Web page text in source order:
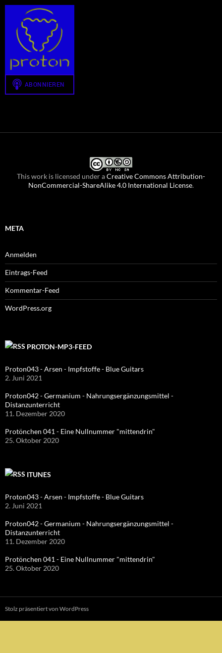
This work is licensed under aCreative Commons Attribution-
NonCommercial-ShareAlike 4.0 International License.
META
Anmelden
Eintrags-Feed
Kommentar-Feed
WordPress.org
PROTON-MP3-FEED
Proton043 - Arsen - Impfstoffe - Blue Guitars
2. Juni 2021
Proton042 - Germanium - Nahrungsergänzungsmittel -
Distanzunterricht
11. Dezember 2020
Protönchen 041 - Eine Nullnummer "mittendrin"
25. Oktober 2020
ITUNES
Proton043 - Arsen - Impfstoffe - Blue Guitars
2. Juni 2021
Proton042 - Germanium - Nahrungsergänzungsmittel -
Distanzunterricht
11. Dezember 2020
Protönchen 041 - Eine Nullnummer "mittendrin"
25. Oktober 2020
Stolz präsentiert von WordPress